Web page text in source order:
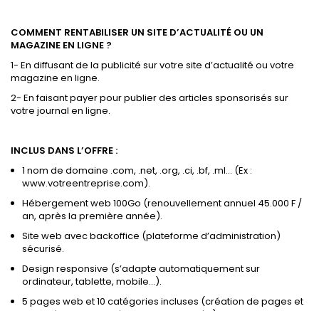
COMMENT RENTABILISER UN SITE D’ACTUALITÉ OU UN
MAGAZINE EN LIGNE ?
1- En diffusant de la publicité sur votre site d’actualité ou votre
magazine en ligne.
2- En faisant payer pour publier des articles sponsorisés sur
votre journal en ligne.
INCLUS DANS L’OFFRE :
1 nom de domaine .com, .net, .org, .ci, .bf, .ml… (Ex :
www.votreentreprise.com).
Hébergement web 100Go (renouvellement annuel 45.000 F /
an, après la première année).
Site web avec backoffice (plateforme d’administration)
sécurisé.
Design responsive (s’adapte automatiquement sur
ordinateur, tablette, mobile…).
5 pages web et 10 catégories incluses (création de pages et